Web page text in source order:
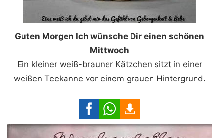
Guten Morgen Ich wünsche Dir einen schönen
Mittwoch
Ein kleiner weiß-brauner Kätzchen sitzt in einer
weißen Teekanne vor einem grauen Hintergrund.